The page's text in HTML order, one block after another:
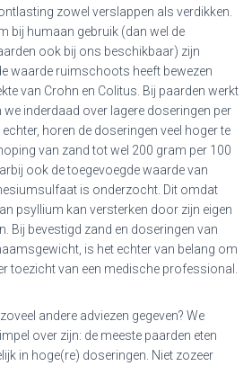
zowel verslappen als verdikken.
bij humaan gebruik (dan wel de
ook bij ons beschikbaar) zijn
waarde ruimschoots heeft bewezen
van Crohn en Colitus. Bij paarden werkt
we inderdaad over lagere doseringen per
horen de doseringen veel hoger te
van zand tot wel 200 gram per 100
ook de toegevoegde waarde van
is onderzocht. Dit omdat
psyllium kan versterken door zijn eigen
Bij bevestigd zand en doseringen van
is het echter van belang om
toezicht van een medische professional.
andere adviezen gegeven? We
over zijn: de meeste paarden eten
in hoge(re) doseringen. Niet zozeer